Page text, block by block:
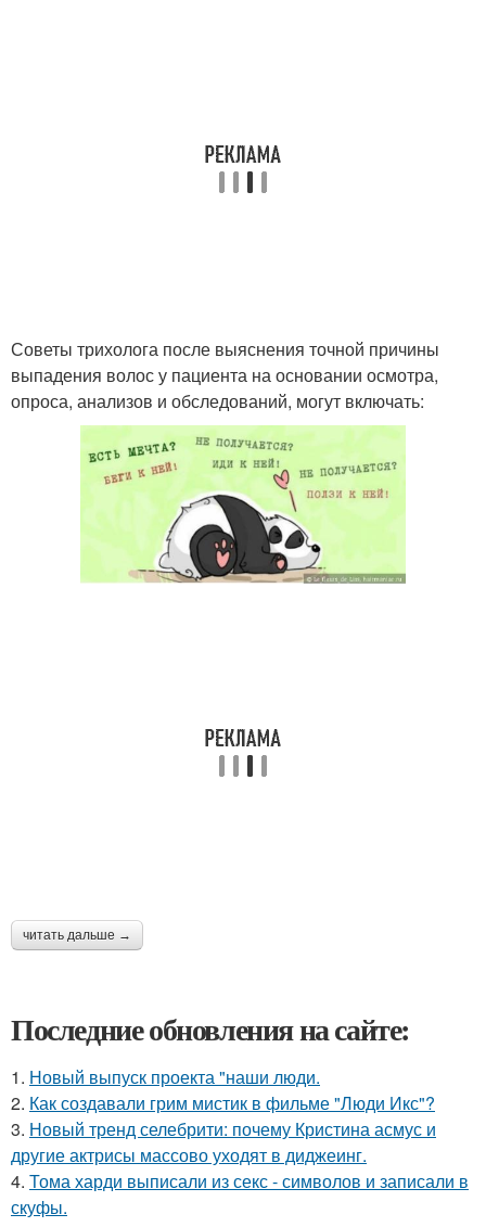
Советы трихолога после выяснения точной причины
выпадения волос у пациента на основании осмотра,
опроса, анализов и обследований, могут включать:
читать дальше →
Последние обновления на сайте:
1. Новый выпуск проекта "наши люди.
2. Как создавали грим мистик в фильме "Люди Икс"?
3. Новый тренд селебрити: почему Кристина асмус и
другие актрисы массово уходят в диджеинг.
4. Тома харди выписали из секс - символов и записали в
скуфы.